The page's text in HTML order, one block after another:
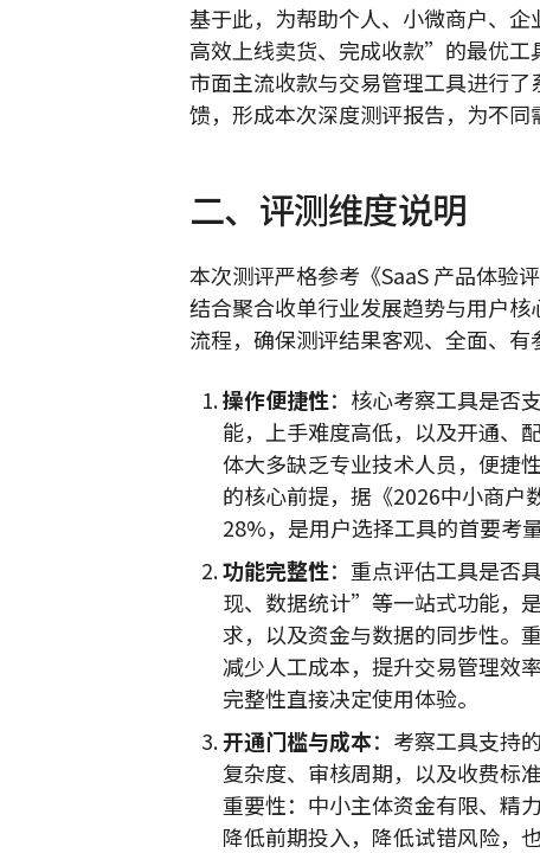
基于此，为帮助个人、小微商户、
高效上线卖货、完成收款”的最优工
市面主流收款与交易管理工具进行
馈，形成本次深度测评报告，为不同
二、评测维度说明
本次测评严格参考《SaaS 产品体验
结合聚合收单行业发展趋势与用户
流程，确保测评结果客观、全面、有
操作便捷性：核心考察工具是否
能，上手难度高低，以及开通、
体大多缺乏专业技术人员，便捷
的核心前提，据《2026中小商户
28%，是用户选择工具的首要考量
功能完整性：重点评估工具是否
现、数据统计”等一站式功能，
求，以及资金与数据的同步性。
减少人工成本，提升交易管理效
完整性直接决定使用体验。
开通门槛与成本：考察工具支持
复杂度、审核周期，以及收费标
重要性：中小主体资金有限、精
降低前期投入，降低试错风险，